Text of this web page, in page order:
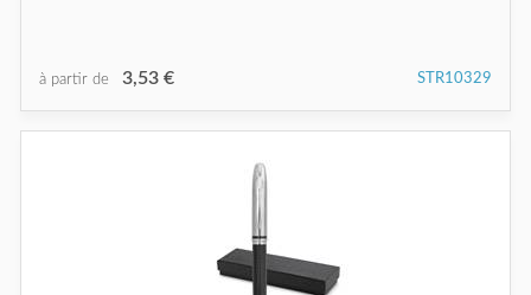
à partir de 3,53 € STR10329